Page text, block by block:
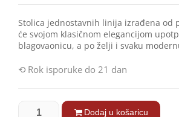
Stolica jednostavnih linija izrađena od
će svojom klasičnom elegancijom
blagovaonicu, a po želji i svaku
Rok isporuke do 21 dan
Dodaj u košaricu